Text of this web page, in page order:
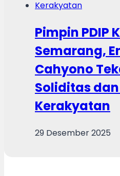
Pimpin PDIP
Semarang,
Cahyono
Soliditas
Kerakyatan
29 Desember 2025